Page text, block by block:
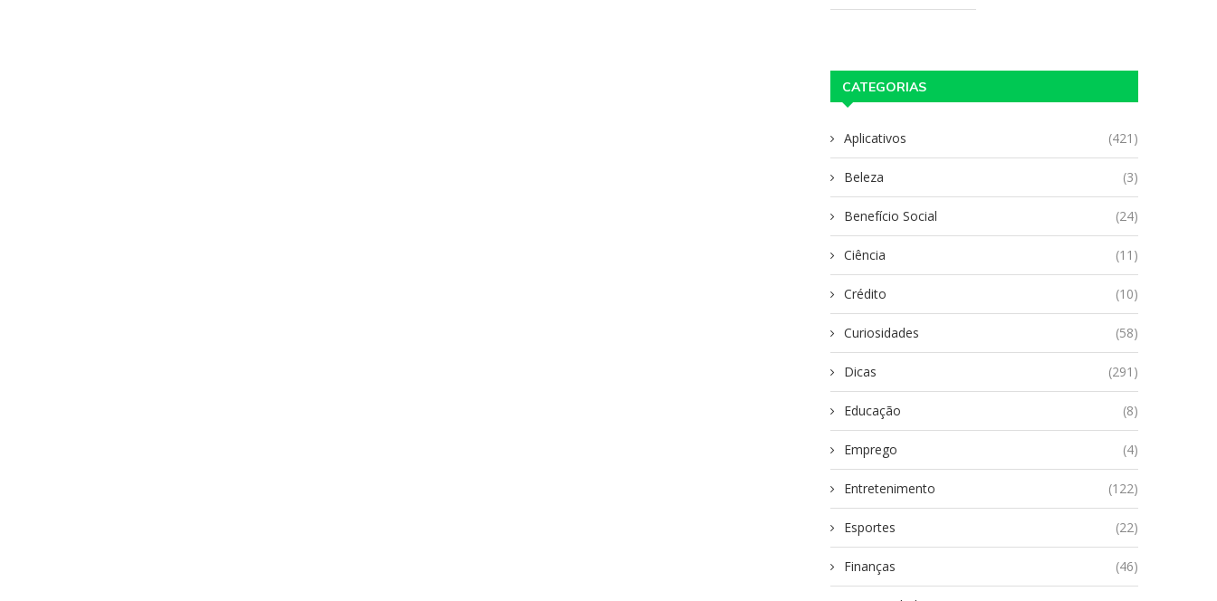
CATEGORIAS
Aplicativos (421)
Beleza (3)
Benefício Social (24)
Ciência (11)
Crédito (10)
Curiosidades (58)
Dicas (291)
Educação (8)
Emprego (4)
Entretenimento (122)
Esportes (22)
Finanças (46)